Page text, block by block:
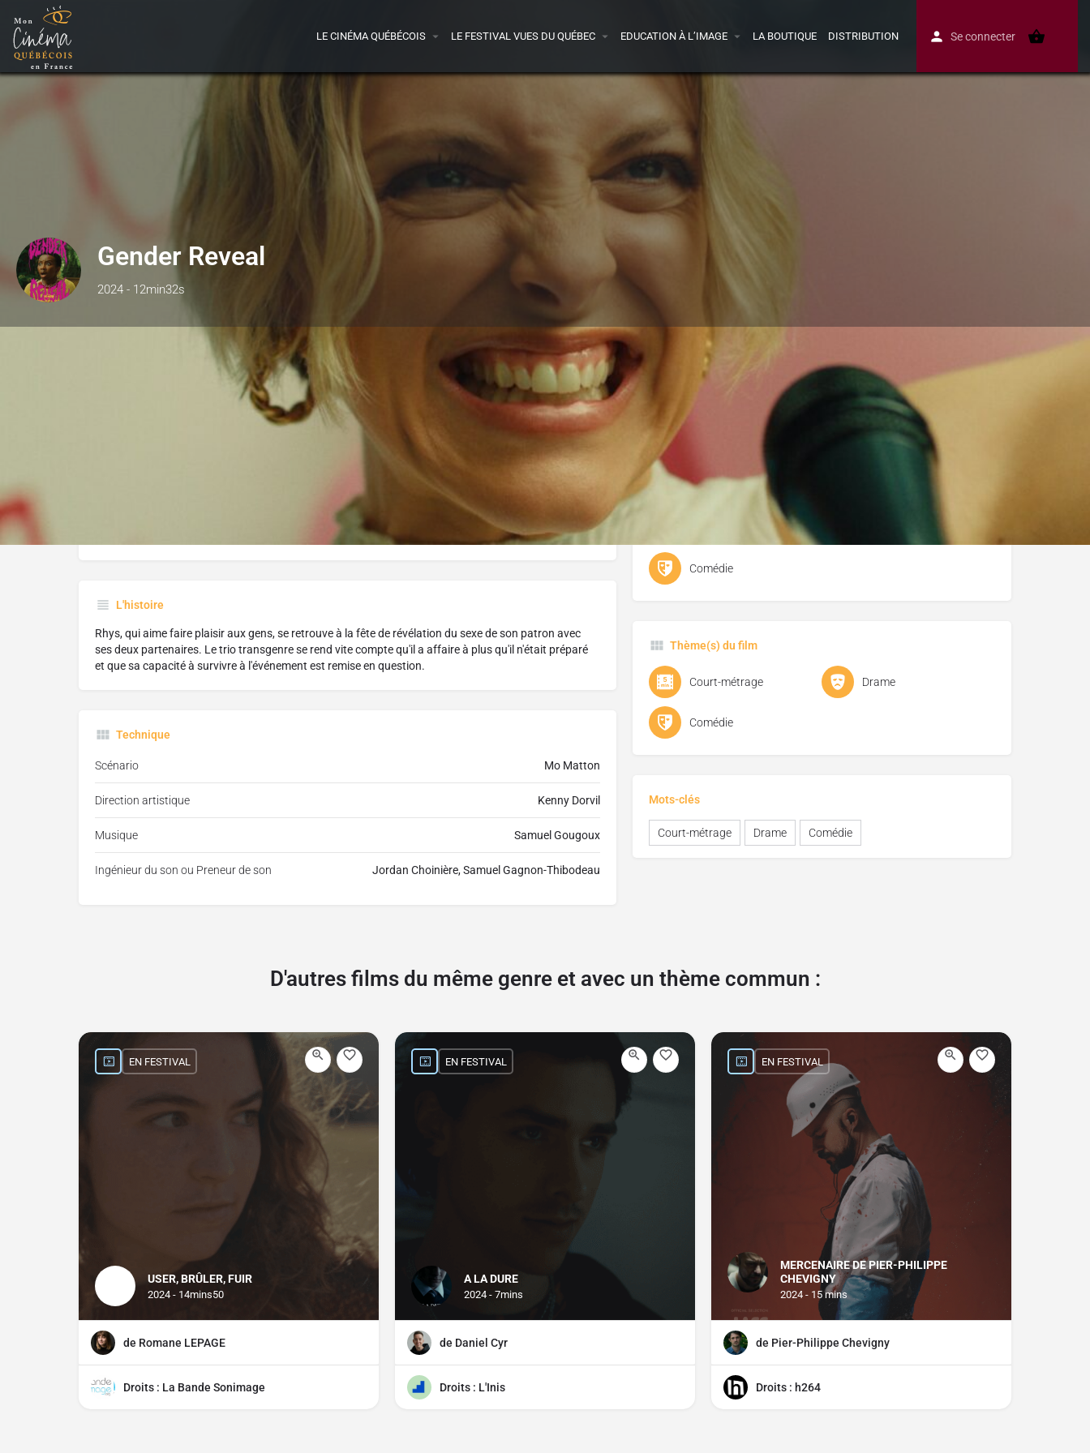
LE CINÉMA QUÉBÉCOIS LE FESTIVAL VUES DU QUÉBEC EDUCATION À L’IMAGE LA BOUTIQUE DISTRIBUTION Se connecter
Gender Reveal
2024 - 12min32s
Détails Avis
Donnez votre avis Partagez
L'histoire
Rhys, qui aime faire plaisir aux gens, se retrouve à la fête de révélation du sexe de son patron avec
ses deux partenaires. Le trio transgenre se rend vite compte qu'il a affaire à plus qu'il n'était préparé
et que sa capacité à survivre à l'événement est remise en question.
Technique
Scénario Mo Matton
Direction artistique Kenny Dorvil
Musique Samuel Gougoux
Ingénieur du son ou Preneur de son Jordan Choinière, Samuel Gagnon-Thibodeau
Comédie
Thème(s) du film
Court-métrage Drame
Comédie
Mots-clés
Court-métrage Drame Comédie
D'autres films du même genre et avec un thème commun :
USER, BRÛLER, FUIR
2024 - 14mins50
EN FESTIVAL
de Romane LEPAGE
Droits : La Bande Sonimage
A LA DURE
2024 - 7mins
EN FESTIVAL
de Daniel Cyr
Droits : L'Inis
MERCENAIRE DE PIER-PHILIPPE
CHEVIGNY
2024 - 15 mins
EN FESTIVAL
de Pier-Philippe Chevigny
Droits : h264